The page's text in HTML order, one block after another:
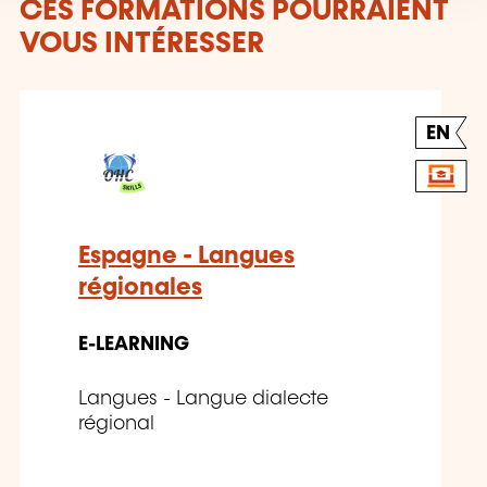
CES FORMATIONS POURRAIENT
VOUS INTÉRESSER
EN
Espagne - Langues
régionales
E-LEARNING
Langues - Langue dialecte
régional